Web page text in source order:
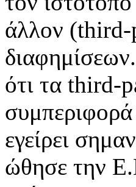
άλλον (third-
ότι τα third-
εγείρει
ώθησε την